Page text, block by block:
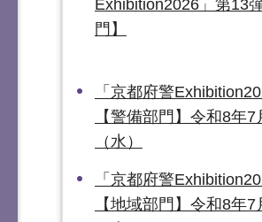
Exhibition2026」第13
門】
「京都府警
【警備部門】令和8年7
（水）
「京都府警
【地域部門】令和8年7